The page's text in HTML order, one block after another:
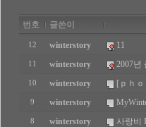
번호 글쓴이
12 winterstory 11
11 winterstory 2007년
10 winterstory [ｐｈ
9 winterstory
8 winterstory 사랑비